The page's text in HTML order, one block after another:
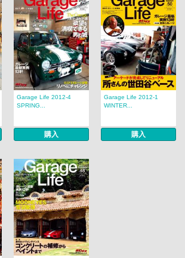
Garage Life 2012-4
SPRING...
購入
Garage Life 2012-1
WINTER...
購入